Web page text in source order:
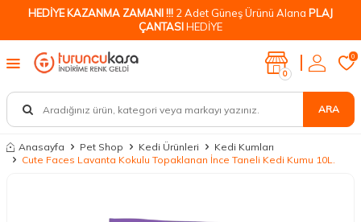
HEDİYE KAZANMA ZAMANI !!! 2 Adet Güneş Ürünü Alana PLAJ
ÇANTASIHEDİYE
ARA
0
0
Anasayfa Pet Shop Kedi Ürünleri
Kedi Kumları
Cute Faces Lavanta Kokulu Topaklanan İnce Taneli Kedi Kumu 10L.